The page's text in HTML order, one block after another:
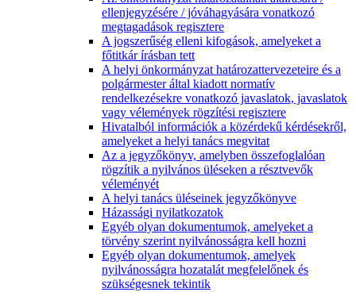
ellenjegyzésére / jóváhagyására vonatkozó
megtagadások regisztere
A jogszerűség elleni kifogások, amelyeket a
főtitkár írásban tett
A helyi önkormányzat határozattervezeteire és a
polgármester által kiadott normatív
rendelkezésekre vonatkozó javaslatok, javaslatok
vagy vélemények rögzítési regisztere
Hivatalból információk a közérdekű kérdésekről,
amelyeket a helyi tanács megvitat
Az a jegyzőkönyv, amelyben összefoglalóan
rögzítik a nyilvános üléseken a résztvevők
véleményét
A helyi tanács üléseinek jegyzőkönyve
Házassági nyilatkozatok
Egyéb olyan dokumentumok, amelyeket a
törvény szerint nyilvánosságra kell hozni
Egyéb olyan dokumentumok, amelyek
nyilvánosságra hozatalát megfelelőnek és
szükségesnek tekintik